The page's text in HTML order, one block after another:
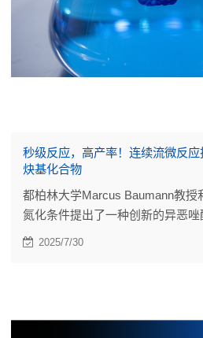
秒级反应，高产率！连续流微反
炔基化合物
都柏林大学Marcus Baumann教授
氮化条件提出了一种创新的异恶
2025/7/30